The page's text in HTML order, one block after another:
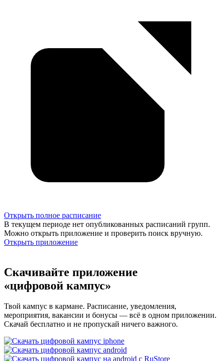
Открыть полное расписание
В текущем периоде нет опубликованных расписаний групп.
Можно открыть приложение и проверить поиск вручную.
Открыть приложение
Скачивайте приложение
«цифровой кампус»
Твой кампус в кармане. Расписание, уведомления,
мероприятия, вакансии и бонусы — всё в одном приложении.
Скачай бесплатно и не пропускай ничего важного.